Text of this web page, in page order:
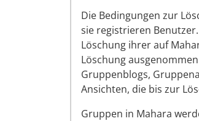
Die Bedingungen zur
sie registrieren
Löschung ihrerauf
Löschung
Gruppenblogs,
Ansichten, die bis zur
Gruppen in Mahara